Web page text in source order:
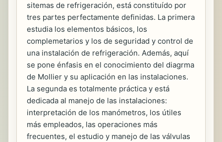
sitemas de refrigeración, está constituído por
tres partes perfectamente definidas. La primera
estudia los elementos básicos, los
complemetarios y los de seguridad y control de
una instalación de refrigeración. Además, aquí
se pone énfasis en el conocimiento del diagrma
de Mollier y su aplicación en las instalaciones.
La segunda es totalmente práctica y está
dedicada al manejo de las instalaciones:
interpretación de los manómetros, los útiles
más empleados, las operaciones más
frecuentes, el estudio y manejo de las válvulas